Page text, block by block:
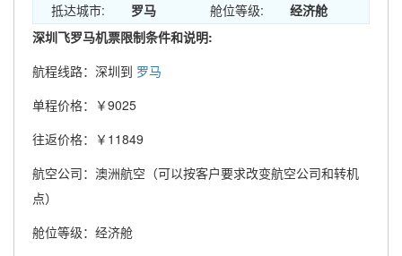
抵达城市:
罗马 舱位等级:
经济舱
深圳飞罗马机票限制条件和说明:
航程线路：深圳到 罗马
单程价格：￥9025
往返价格：￥11849
航空公司：澳洲航空（可以按客户要求改变航空公司和转机
点）
舱位等级：经济舱